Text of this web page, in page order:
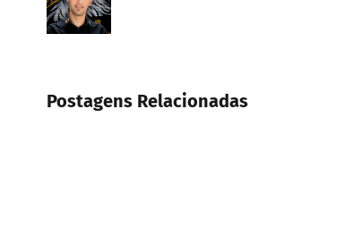
Postagens Relacionadas